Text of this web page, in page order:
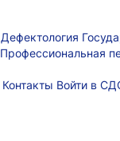
Дефектология
Профессиональная
Контакты Войти в